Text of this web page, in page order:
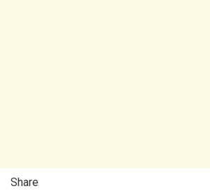
Share